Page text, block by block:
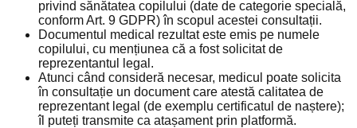
privind sănătatea copilului (date de categorie specială,
conform Art. 9 GDPR) în scopul acestei consultații.
Documentul medical rezultat este emis pe numele
copilului, cu mențiunea că a fost solicitat de
reprezentantul legal.
Atunci când consideră necesar, medicul poate solicita
în consultație un document care atestă calitatea de
reprezentant legal (de exemplu certificatul de naștere);
îl puteți transmite ca atașament prin platformă.